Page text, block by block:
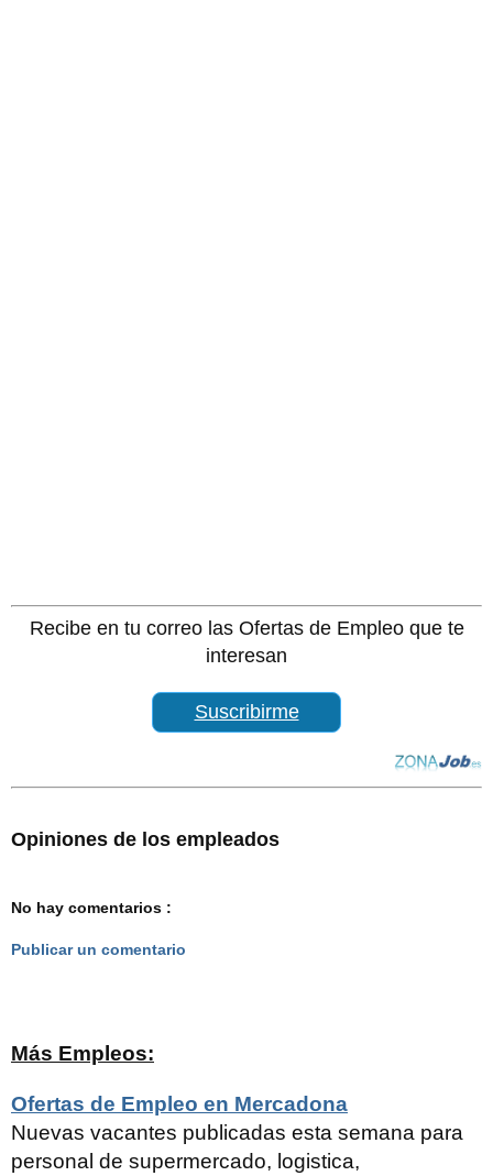
Recibe en tu correo las Ofertas de Empleo que te
interesan
Suscribirme
Opiniones de los empleados
No hay comentarios :
Publicar un comentario
Más Empleos:
Ofertas de Empleo en Mercadona
Nuevas vacantes publicadas esta semana para
personal de supermercado, logistica,